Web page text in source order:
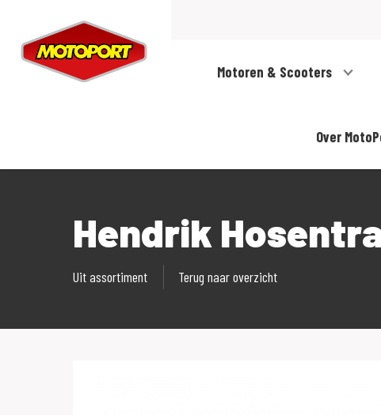
Motoren & Scooters
Over
Hendrik
Uit assortiment Terug naar overzicht